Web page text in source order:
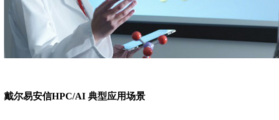
戴尔易安信HPC/AI 典型应用场景